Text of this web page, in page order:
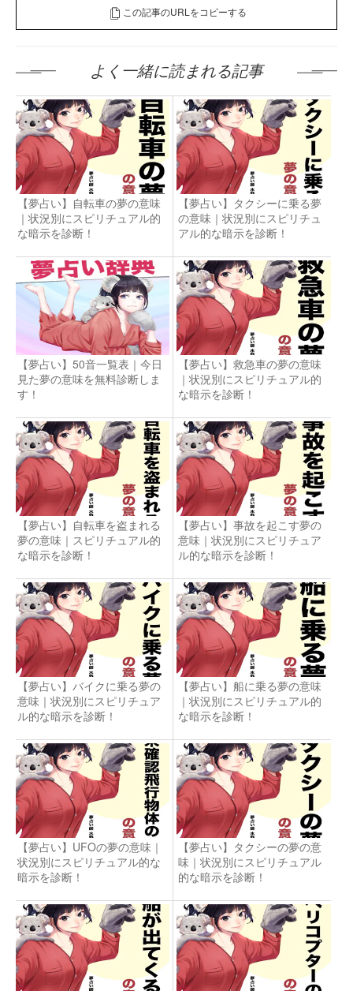
この記事のURLをコピーする
よく一緒に読まれる記事
【夢占い】自転車の夢の意味
｜状況別にスピリチュアル的
な暗示を診断！
【夢占い】タクシーに乗る夢
の意味｜状況別にスピリチュ
アル的な暗示を診断！
【夢占い】50音一覧表｜今日
見た夢の意味を無料診断しま
す！
【夢占い】救急車の夢の意味
｜状況別にスピリチュアル的
な暗示を診断！
【夢占い】自転車を盗まれる
夢の意味｜スピリチュアル的
な暗示を診断！
【夢占い】事故を起こす夢の
意味｜状況別にスピリチュア
ル的な暗示を診断！
【夢占い】バイクに乗る夢の
意味｜状況別にスピリチュア
ル的な暗示を診断！
【夢占い】船に乗る夢の意味
｜状況別にスピリチュアル的
な暗示を診断！
【夢占い】UFOの夢の意味｜
状況別にスピリチュアル的な
暗示を診断！
【夢占い】タクシーの夢の意
味｜状況別にスピリチュアル
的な暗示を診断！